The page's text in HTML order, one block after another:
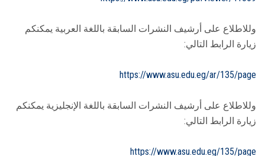
وللاطلاع على أرشيف النشرات السابقة باللغة العربية يمكنكم
زيارة الرابط التالي:
https://www.asu.edu.eg/ar/135/page
وللاطلاع على أرشيف النشرات السابقة باللغة الإنجليزية يمكنكم
زيارة الرابط التالي:
https://www.asu.edu.eg/135/page